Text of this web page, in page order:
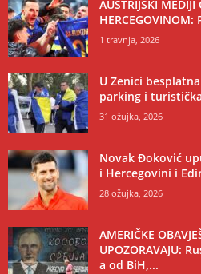
AUSTRIJSKI
1 travnja, 2026
U Zenici
parking i
31 ožujka, 2026
Novak Đoković
i Hercegovini i
28 ožujka, 2026
AMERIČKE
UPOZORAVAJU:
a od BiH,...